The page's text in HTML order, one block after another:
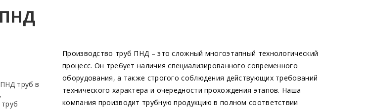
Производство труб ПНД – это сложный многоэтапный технологический
процесс. Он требует наличия специализированного современного
оборудования, а также строгого соблюдения действующих требований
технического характера и очередности прохождения этапов. Наша
компания производит трубную продукцию в полном соответствии